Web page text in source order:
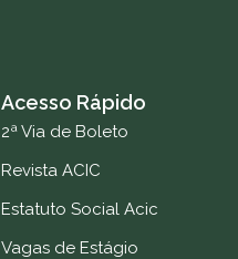
Acesso Rápido
2ª Via de Boleto
Revista ACIC
Estatuto Social Acic
Vagas de Estágio